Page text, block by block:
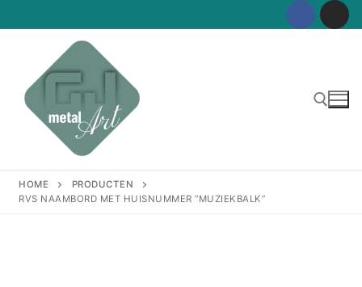
naar
HOME
PRODUCTEN
RVS NAAMBORD MET HUISNUMMER “MUZIEKBALK”